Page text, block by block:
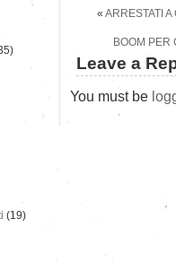
« ARRESTATI
BOOM PER
Leave a
You must be
(19)